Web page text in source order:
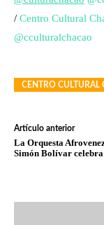
/ Centro Cultural
@cculturalchacao
CENTRO CULTURAL
Artículo anterior
La Orquesta
Simón Bolívar